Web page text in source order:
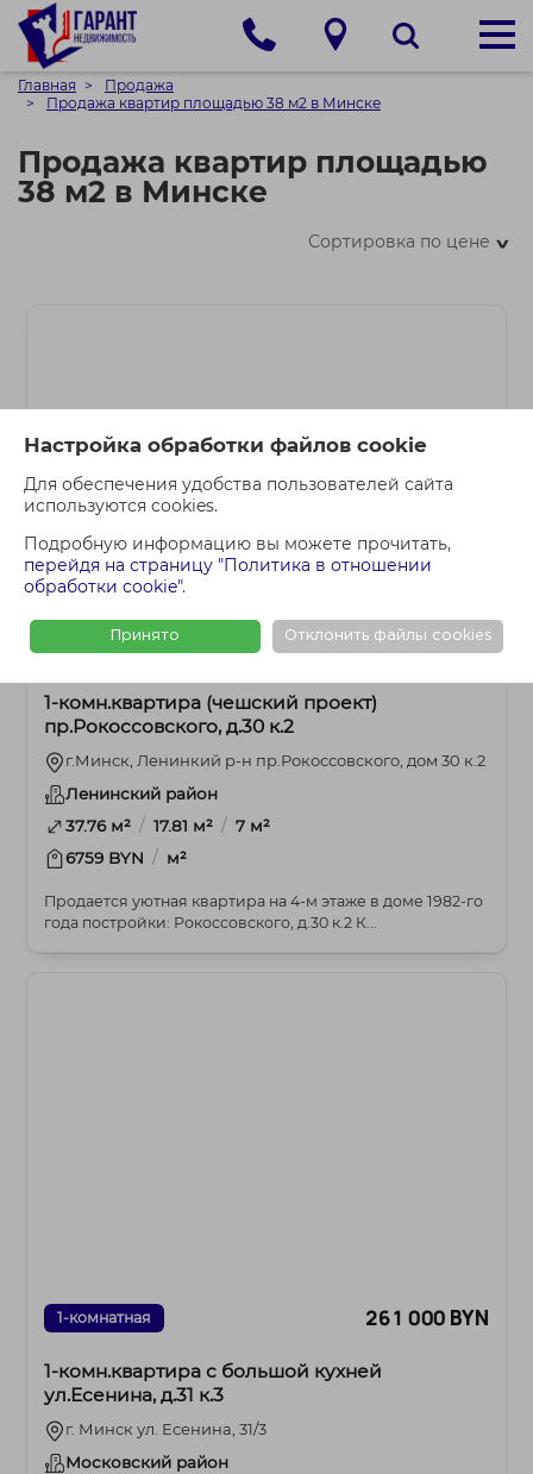
Настройка обработки файлов cookie
Для обеспечения удобства пользователей сайта
используются cookies.
Подробную информацию вы можете прочитать,
перейдя на страницу "Политика в отношении
обработки cookie".
Принято Отклонить файлы cookies
Главная
Продажа
Продажа квартир площадью 38 м2 в Минске
Продажа квартир площадью
38 м2 в Минске
Сортировка по цене>
1-комнатная 252 300 BYN
1-комн.квартира (чешский проект)
пр.Рокоссовского, д.30 к.2
г.Минск, Ленинкий р-н пр.Рокоссовского, дом 30 к.2
Ленинский район
37.76 м² / 17.81 м² / 7 м²
6759 BYN / м²
Продается уютная квартира на 4-м этаже в доме 1982-го
года постройки: Рокоссовского, д.30 к.2 К...
1-комнатная 261 000 BYN
1-комн.квартира с большой кухней
ул.Есенина, д.31 к.3
г. Минск ул. Есенина, 31/3
Московский район